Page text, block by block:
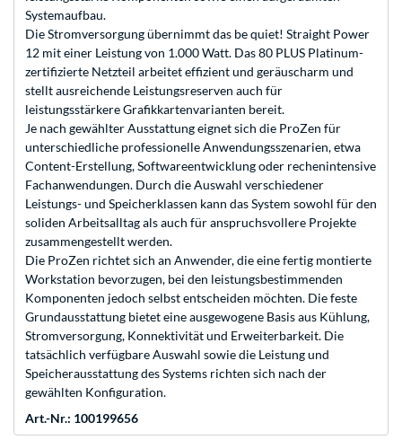
Systemaufbau.
Die Stromversorgung übernimmt das be quiet! Straight Power
12 mit einer Leistung von 1.000 Watt. Das 80 PLUS Platinum-
zertifizierte Netzteil arbeitet effizient und geräuscharm und
stellt ausreichende Leistungsreserven auch für
leistungsstärkere Grafikkartenvarianten bereit.
Je nach gewählter Ausstattung eignet sich die ProZen für
unterschiedliche professionelle Anwendungsszenarien, etwa
Content-Erstellung, Softwareentwicklung oder rechenintensive
Fachanwendungen. Durch die Auswahl verschiedener
Leistungs- und Speicherklassen kann das System sowohl für den
soliden Arbeitsalltag als auch für anspruchsvollere Projekte
zusammengestellt werden.
Die ProZen richtet sich an Anwender, die eine fertig montierte
Workstation bevorzugen, bei den leistungsbestimmenden
Komponenten jedoch selbst entscheiden möchten. Die feste
Grundausstattung bietet eine ausgewogene Basis aus Kühlung,
Stromversorgung, Konnektivität und Erweiterbarkeit. Die
tatsächlich verfügbare Auswahl sowie die Leistung und
Speicherausstattung des Systems richten sich nach der
gewählten Konfiguration.
Art.-Nr.: 100199656